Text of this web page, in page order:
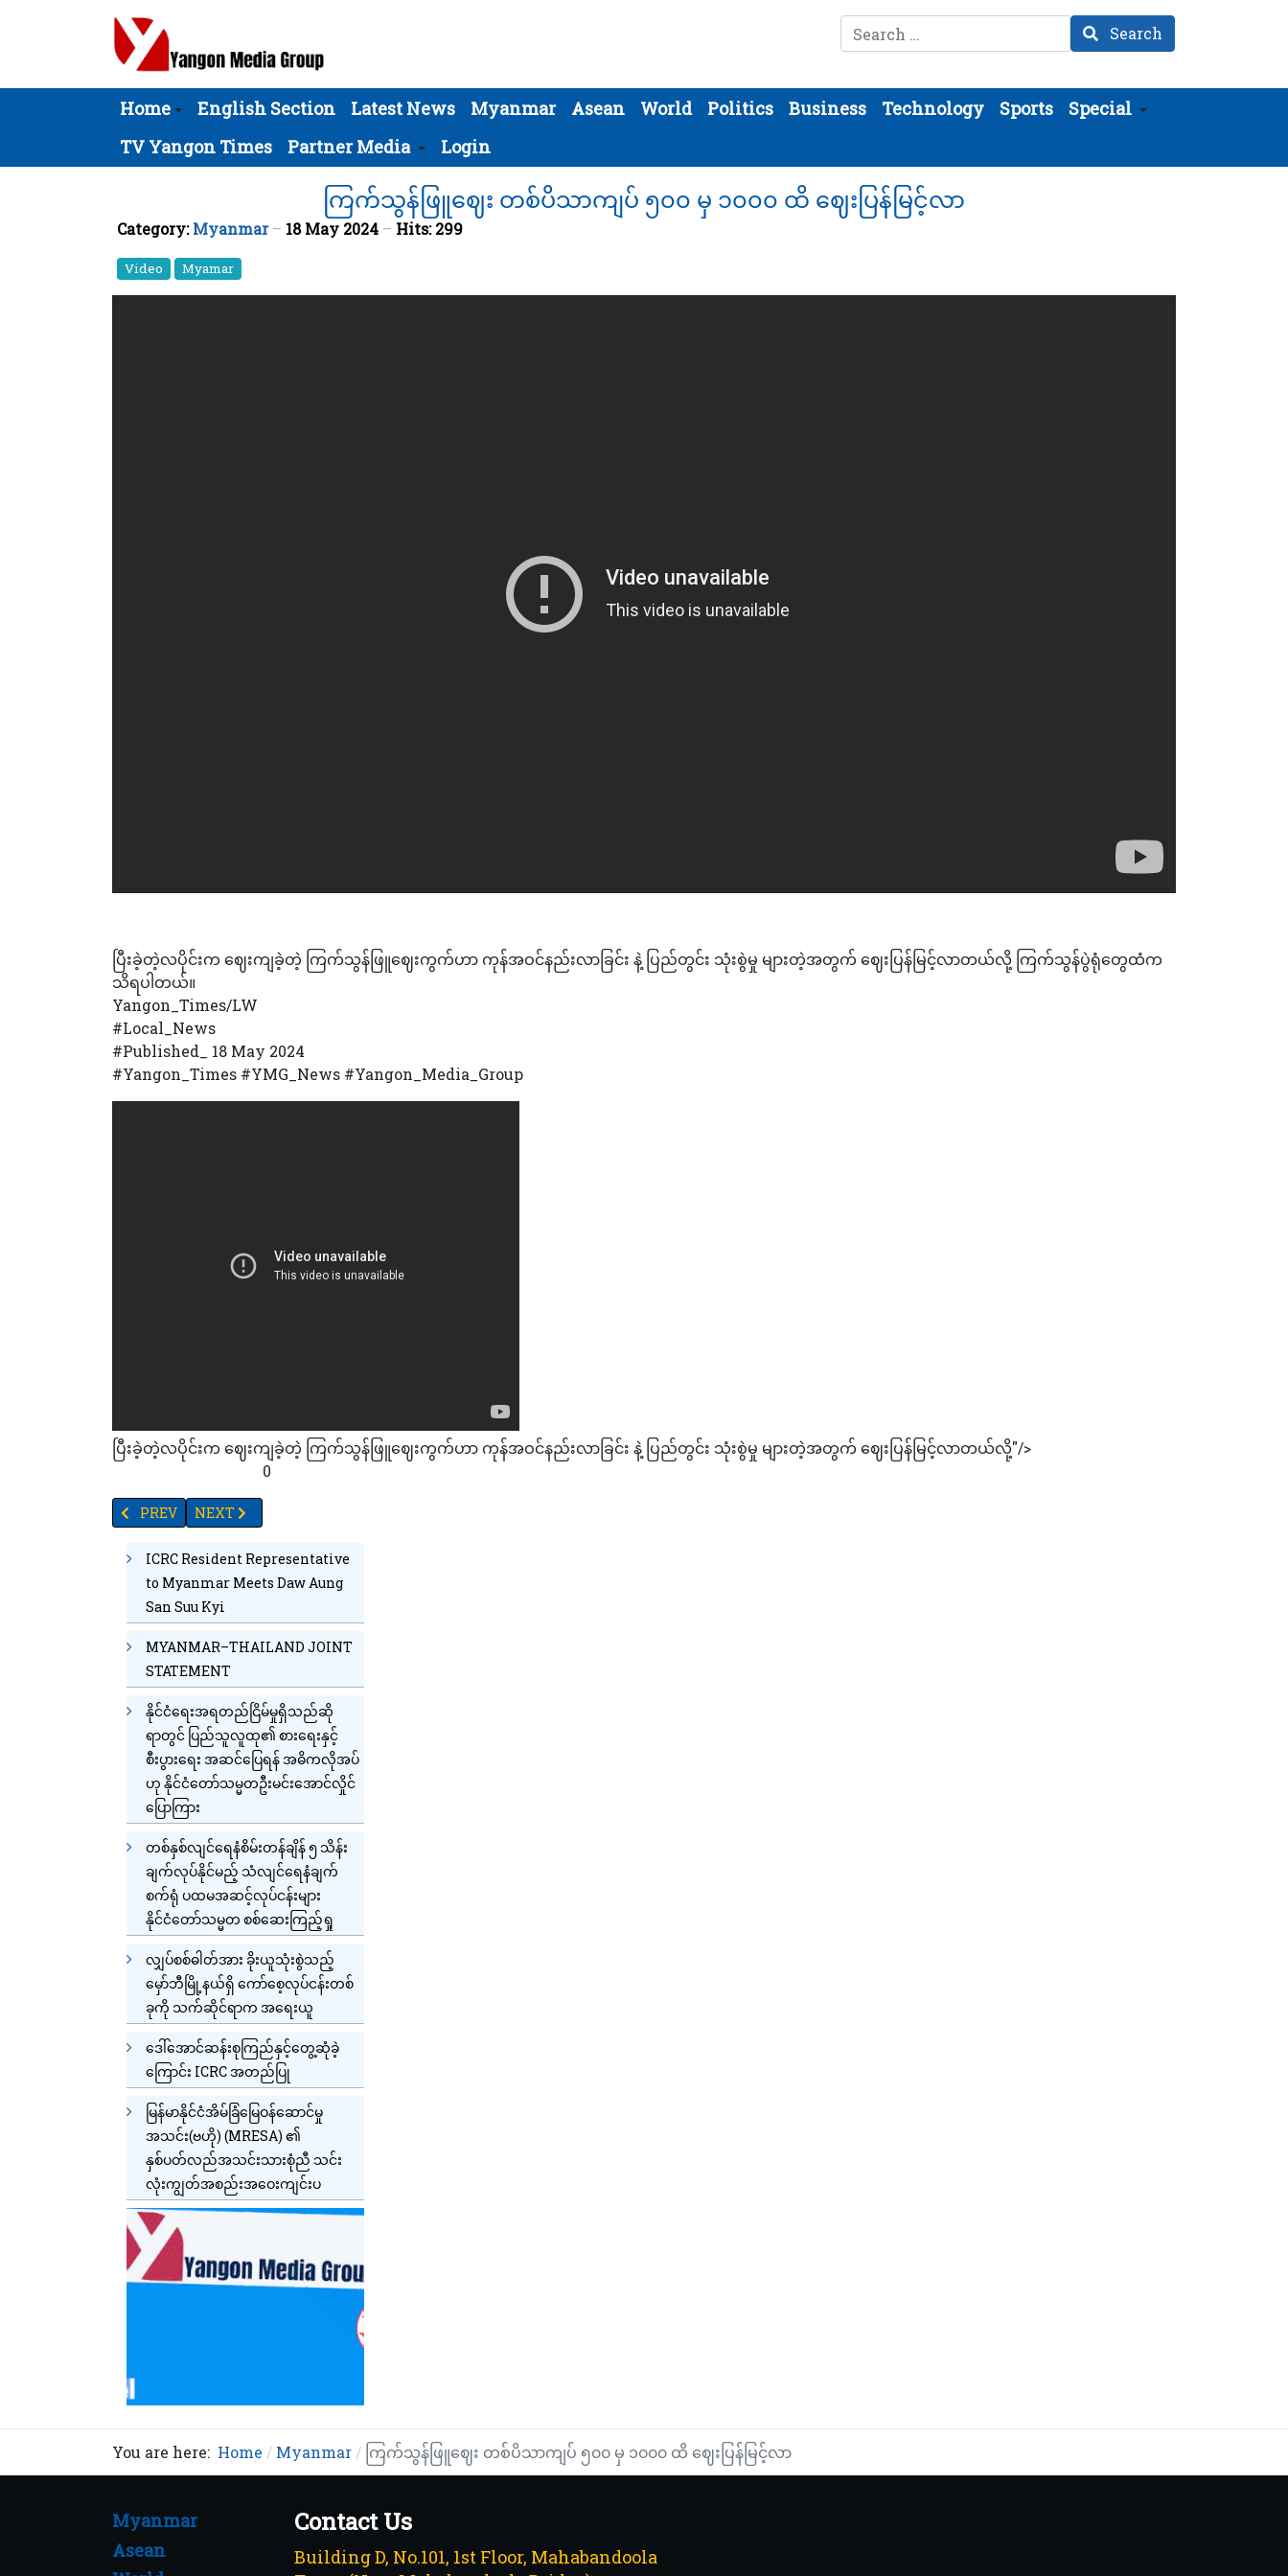
Search Search
Home English Section Latest News Myanmar Asean World Politics Business Technology Sports
Special
TV Yangon Times
Partner Media Login
ကြက်သွန်ဖြူဈေး တစ်ပိသာကျပ် ၅၀၀ မှ ၁၀၀၀ ထိ ဈေးပြန်မြင့်လာ
Category:Myanmar 18 May 2024 Hits: 299
Video Myamar
ပြီးခဲ့တဲ့လပိုင်းက ဈေးကျခဲ့တဲ့ ကြက်သွန်ဖြူဈေးကွက်ဟာ ကုန်အဝင်နည်းလာခြင်း နဲ့ ပြည်တွင်း သုံးစွဲမှု များတဲ့အတွက် ဈေးပြန်မြင့်လာတယ်လို့ ကြက်သွန်ပွဲရုံတွေထံက
သိရပါတယ်။
Yangon_Times/LW
#Local_News
#Published_ 18 May 2024
#Yangon_Times #YMG_News #Yangon_Media_Group
ပြီးခဲ့တဲ့လပိုင်းက ဈေးကျခဲ့တဲ့ ကြက်သွန်ဖြူဈေးကွက်ဟာ ကုန်အဝင်နည်းလာခြင်း နဲ့ ပြည်တွင်း သုံးစွဲမှု များတဲ့အတွက် ဈေးပြန်မြင့်လာတယ်လို့"/>
0
PREVIOUS ARTICLE: ရွှေဈေး ကျပ်၅၁သိန်းအထိ စံချိန်တင်မြင့်တက်နေသော်လည်း ဝယ်ယူသူမရှိ
PREV NEXT ARTICLE: မြန်မာ့ပထမဦးဆုံး ဂီတအကယ်ဒမီထူးချွန်ဆု (၉)ဆုပေးမည်
NEXT
ICRC Resident Representative
to Myanmar Meets Daw Aung
San Suu Kyi
MYANMAR–THAILAND JOINT
STATEMENT
နိုင်ငံရေးအရတည်ငြိမ်မှုရှိသည်ဆို
ရာတွင် ပြည်သူလူထု၏ စားရေးနှင့်
စီးပွားရေး အဆင်ပြေရန် အဓိကလိုအပ်
ဟု နိုင်ငံတော်သမ္မတဦးမင်းအောင်လှိုင်
ပြောကြား
တစ်နှစ်လျင်ရေနံစိမ်းတန်ချိန် ၅ သိန်း
ချက်လုပ်နိုင်မည့် သံလျင်ရေနံချက်
စက်ရုံ ပထမအဆင့်လုပ်ငန်းများ
နိုင်ငံတော်သမ္မတ စစ်ဆေးကြည့်ရှု
လျှပ်စစ်ဓါတ်အား ခိုးယူသုံးစွဲသည့်
မှော်ဘီမြို့နယ်ရှိ ကော်စေ့လုပ်ငန်းတစ်
ခုကို သက်ဆိုင်ရာက အရေးယူ
ဒေါ်အောင်ဆန်းစုကြည်နှင့်တွေ့ဆုံခဲ့
ကြောင်း ICRC အတည်ပြု
မြန်မာနိုင်ငံအိမ်ခြံမြေဝန်ဆောင်မှု
အသင်း(ဗဟို) (MRESA) ၏
နှစ်ပတ်လည်အသင်းသားစုံညီ သင်း
လုံးကျွတ်အစည်းအဝေးကျင်းပ
You are here: Home Myanmar ကြက်သွန်ဖြူဈေး တစ်ပိသာကျပ် ၅၀၀ မှ ၁၀၀၀ ထိ ဈေးပြန်မြင့်လာ
Myanmar
Asean
Contact Us
Building D, No.101, 1st Floor, Mahabandoola